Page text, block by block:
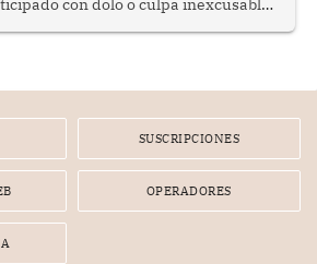
con dolo o culpa inexcusable
de un meet and greet con
SUSCRIPCIONES
OPERADORES